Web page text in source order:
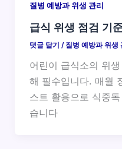
질병 예방과 위생 관리
급식 위생 점검 기
댓글 달기 / 질병 예방과 위생
어린이 급식소의 위
해 필수입니다. 매월
스트 활용으로 식중
습니다